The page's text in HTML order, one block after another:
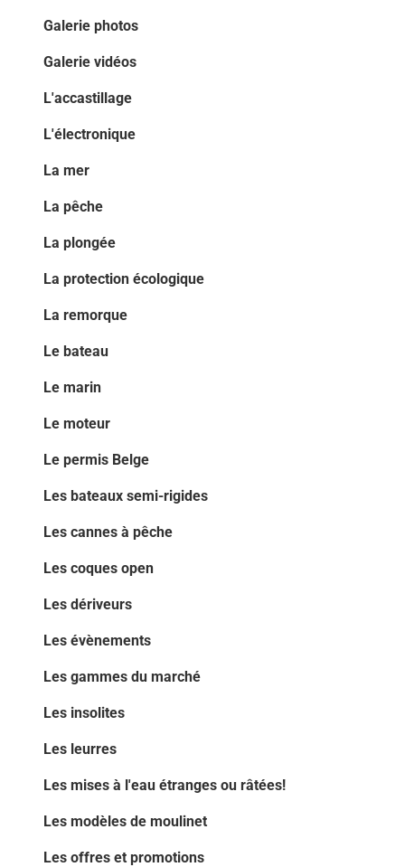
Galerie photos
Galerie vidéos
L'accastillage
L'électronique
La mer
La pêche
La plongée
La protection écologique
La remorque
Le bateau
Le marin
Le moteur
Le permis Belge
Les bateaux semi-rigides
Les cannes à pêche
Les coques open
Les dériveurs
Les évènements
Les gammes du marché
Les insolites
Les leurres
Les mises à l'eau étranges ou râtées!
Les modèles de moulinet
Les offres et promotions